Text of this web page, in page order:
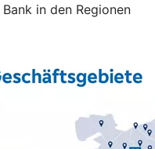
in den Regionen